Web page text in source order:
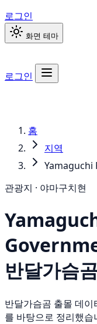
로그인
화면 테마
로그인
홈
지역
관광지 · 야마구치현
반달가슴곰
반달가슴곰 출몰 데
를 바탕으로 정리했습